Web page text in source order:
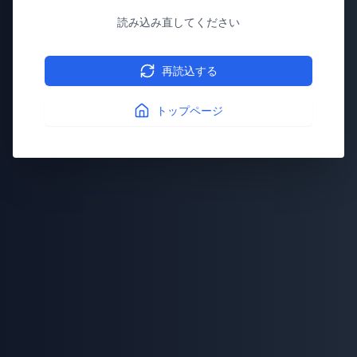
読み込み直してください
再読込する
トップページ